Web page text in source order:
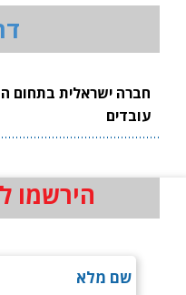
חברה ישראלית בתחום
עובדים
הירשמו